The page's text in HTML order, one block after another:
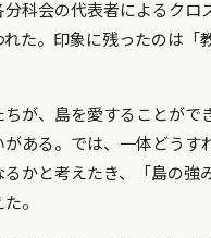
科会の代表者によるクロ
た。印象に残ったのは「
が、島を愛することがで
がある。では、一体どうす
かと考えたき、「島の強
。